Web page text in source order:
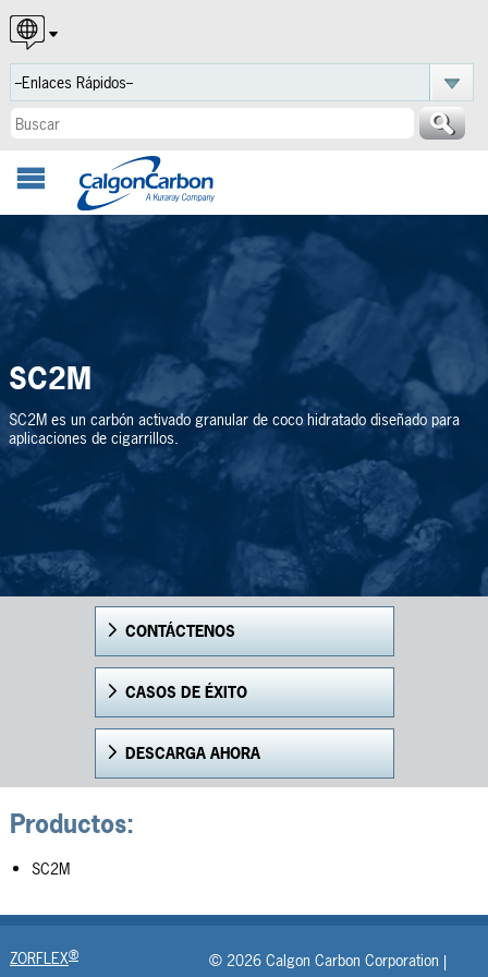
English
Español
Português
SC2M
SC2M es un carbón activado granular de coco hidratado diseñado para
aplicaciones de cigarrillos.
CONTÁCTENOS
CASOS DE ÉXITO
DESCARGA AHORA
Productos:
SC2M
ZORFLEX®
© 2026 Calgon Carbon Corporation |